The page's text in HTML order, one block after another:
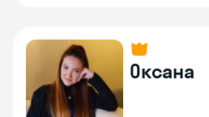
Оксана